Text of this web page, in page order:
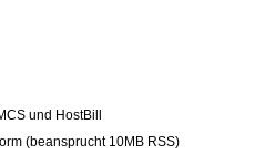
und HostBill
(beansprucht 10MB RSS)